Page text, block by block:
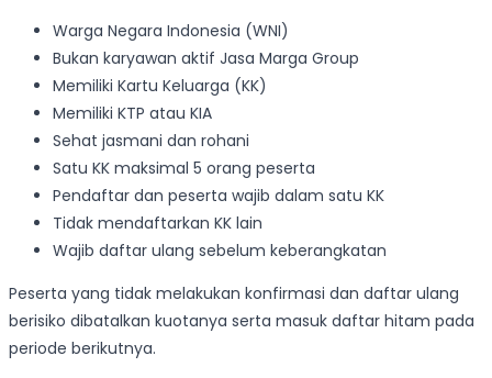
Warga Negara Indonesia (WNI)
Bukan karyawan aktif Jasa Marga Group
Memiliki Kartu Keluarga (KK)
Memiliki KTP atau KIA
Sehat jasmani dan rohani
Satu KK maksimal 5 orang peserta
Pendaftar dan peserta wajib dalam satu KK
Tidak mendaftarkan KK lain
Wajib daftar ulang sebelum keberangkatan
Peserta yang tidak melakukan konfirmasi dan daftar ulang
berisiko dibatalkan kuotanya serta masuk daftar hitam pada
periode berikutnya.